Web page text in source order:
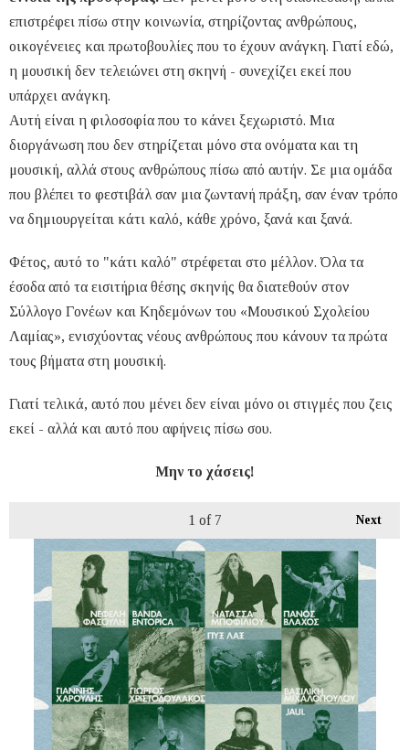
επιστρέφει πίσω στην κοινωνία, στηρίζοντας ανθρώπους,
οικογένειες και πρωτοβουλίες που το έχουν ανάγκη. Γιατί εδώ,
η μουσική δεν τελειώνει στη σκηνή - συνεχίζει εκεί που
υπάρχει ανάγκη.
Αυτή είναι η φιλοσοφία που το κάνει ξεχωριστό. Μια
διοργάνωση που δεν στηρίζεται μόνο στα ονόματα και τη
μουσική, αλλά στους ανθρώπους πίσω από αυτήν. Σε μια ομάδα
που βλέπει το φεστιβάλ σαν μια ζωντανή πράξη, σαν έναν τρόπο
να δημιουργείται κάτι καλό, κάθε χρόνο, ξανά και ξανά.
Φέτος, αυτό το "κάτι καλό" στρέφεται στο μέλλον. Όλα τα
έσοδα από τα εισιτήρια θέσης σκηνής θα διατεθούν στον
Σύλλογο Γονέων και Κηδεμόνων του «Μουσικού Σχολείου
Λαμίας», ενισχύοντας νέους ανθρώπους που κάνουν τα πρώτα
τους βήματα στη μουσική.
Γιατί τελικά, αυτό που μένει δεν είναι μόνο οι στιγμές που ζεις
εκεί - αλλά και αυτό που αφήνεις πίσω σου.
Μην το χάσεις!
Next
1 of 7